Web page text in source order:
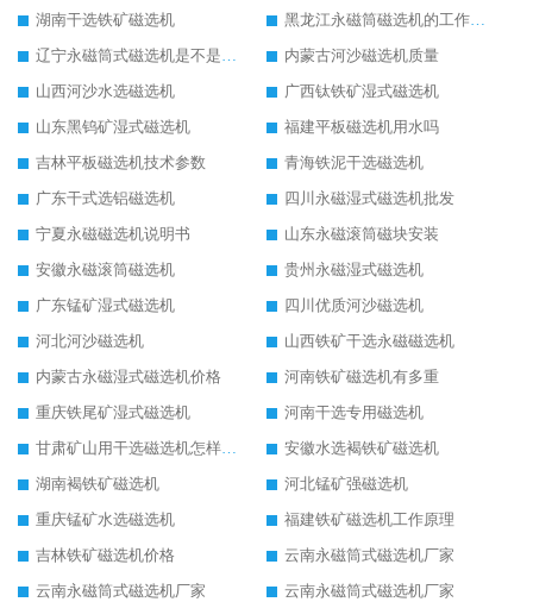
湖南干选铁矿磁选机
黑龙江永磁筒磁选机的工作原理
辽宁永磁筒式磁选机是不是强磁
内蒙古河沙磁选机质量
山西河沙水选磁选机
广西钛铁矿湿式磁选机
山东黑钨矿湿式磁选机
福建平板磁选机用水吗
吉林平板磁选机技术参数
青海铁泥干选磁选机
广东干式选铝磁选机
四川永磁湿式磁选机批发
宁夏永磁磁选机说明书
山东永磁滚筒磁块安装
安徽永磁滚筒磁选机
贵州永磁湿式磁选机
广东锰矿湿式磁选机
四川优质河沙磁选机
河北河沙磁选机
山西铁矿干选永磁磁选机
内蒙古永磁湿式磁选机价格
河南铁矿磁选机有多重
重庆铁尾矿湿式磁选机
河南干选专用磁选机
甘肃矿山用干选磁选机怎样调磁
安徽水选褐铁矿磁选机
湖南褐铁矿磁选机
河北锰矿强磁选机
重庆锰矿水选磁选机
福建铁矿磁选机工作原理
吉林铁矿磁选机价格
云南永磁筒式磁选机厂家
云南永磁筒式磁选机厂家
云南永磁筒式磁选机厂家